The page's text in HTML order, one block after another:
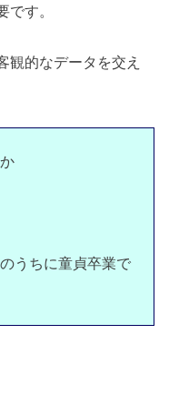
す。
観的なデータを交え
うちに童貞卒業で